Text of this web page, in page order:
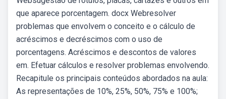
que aparece porcentagem. docx Webresolver
problemas que envolvem o conceito e o cálculo de
acréscimos e decréscimos com o uso de
porcentagens. Acréscimos e descontos de valores
em. Efetuar cálculos e resolver problemas envolvendo.
Recapitule os principais conteúdos abordados na aula:
As representações de 10%, 25%, 50%, 75% e 100%;